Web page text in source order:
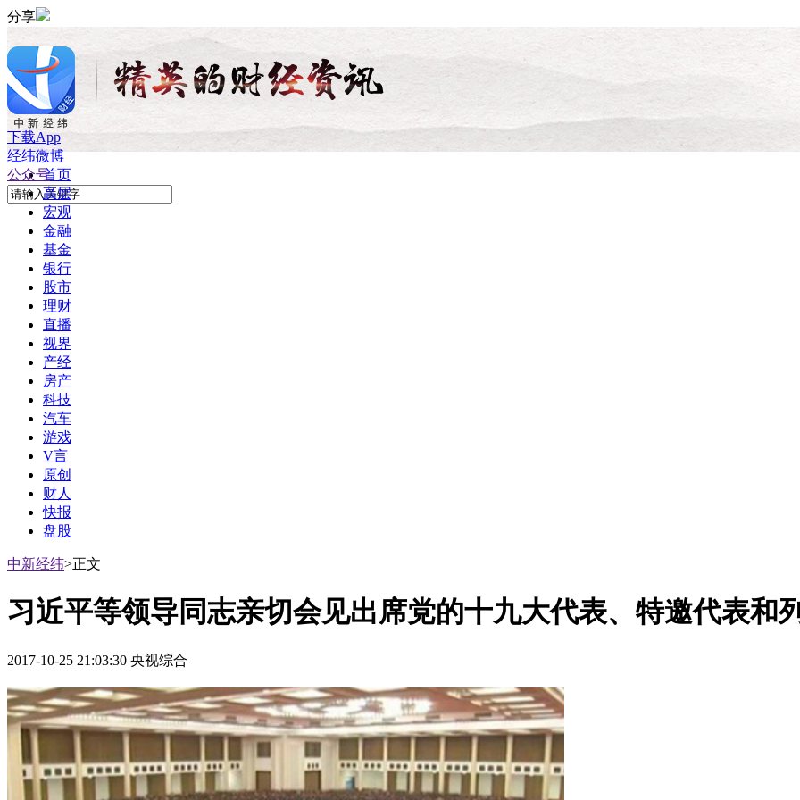
分享
下载App
经纬微博
公众号首页
高层
宏观
金融
基金
银行
股市
理财
直播
视界
产经
房产
科技
汽车
游戏
V言
原创
财人
快报
盘股
中新经纬>正文
习近平等领导同志亲切会见出席党的十九大代表、特邀代表和
2017-10-25 21:03:30 央视综合